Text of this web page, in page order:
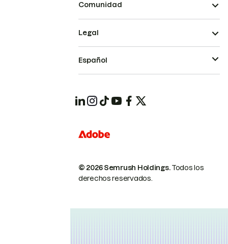
Comunidad
© 2026 Semrush Holdings.Todos los
derechos reservados.
Legal
Español